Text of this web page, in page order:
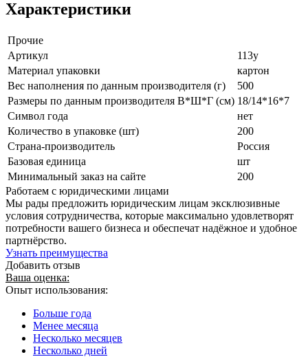
Характеристики
Прочие
Артикул
113у
Материал упаковки
картон
Вес наполнения по данным производителя (г)
500
Размеры по данным производителя В*Ш*Г (см) 18/14*16*7
Символ года
нет
Количество в упаковке (шт)
200
Страна-производитель
Россия
Базовая единица
шт
Минимальный заказ на сайте
200
Работаем с юридическими лицами
Мы рады предложить юридическим лицам эксклюзивные
условия сотрудничества, которые максимально удовлетворят
потребности вашего бизнеса и обеспечат надёжное и удобное
партнёрство.
Узнать преимущества
Добавить отзыв
Ваша оценка:
Опыт использования:
Больше года
Менее месяца
Несколько месяцев
Несколько дней